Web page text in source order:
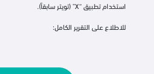
استخدام تطبيق “X” (تويتر سابقاً).
للاطلاع على التقرير الكامل: